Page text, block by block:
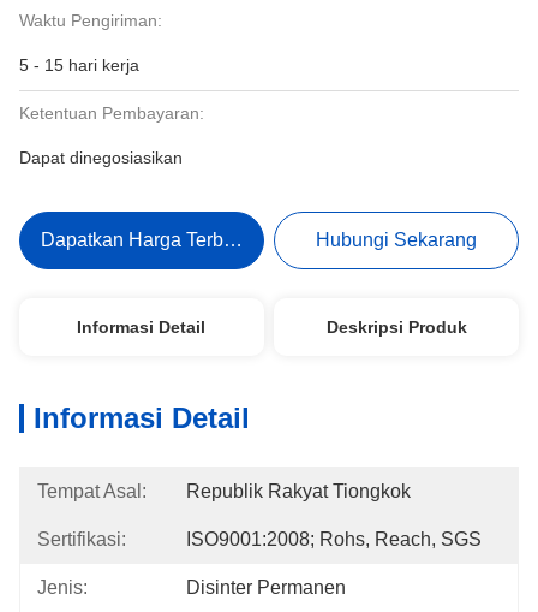
Waktu Pengiriman:
5 - 15 hari kerja
Ketentuan Pembayaran:
Dapat dinegosiasikan
Dapatkan Harga Terbaik Hubungi Sekarang
Informasi Detail Deskripsi Produk
Informasi Detail
Tempat Asal: Republik Rakyat Tiongkok
Sertifikasi: ISO9001:2008; Rohs, Reach, SGS
Jenis: Disinter Permanen